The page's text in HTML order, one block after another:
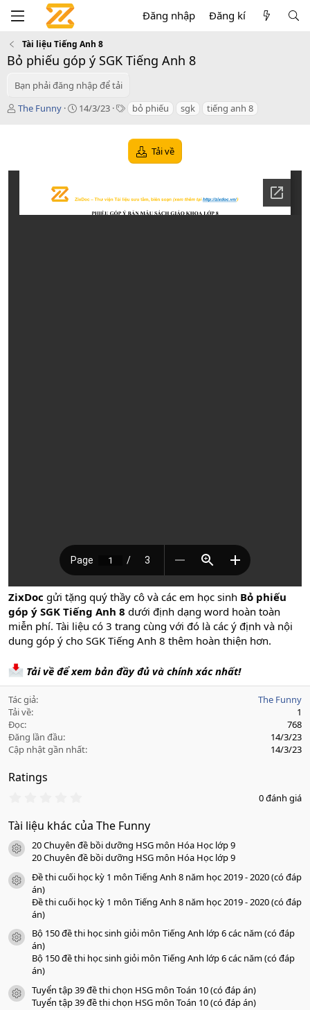
Đăng nhập Đăng kí
Tài liệu Tiếng Anh 8
Bỏ phiếu góp ý SGK Tiếng Anh 8
Bạn phải đăng nhập để tải
T
ả
The Funny
C14/3/23
T
s
bỏ phiếu sgk tiếng anh 8
Tải về
ZixDoc gửi tặng quý thầy cô và các em học sinh Bỏ phiếu
góp ý SGK Tiếng Anh 8 dưới định dạng word hoàn toàn
miễn phí. Tài liệu có 3 trang cùng với đó là các ý định và nội
dung góp ý cho SGK Tiếng Anh 8 thêm hoàn thiện hơn.
Tải về để xem bản đầy đủ và chính xác nhất!
Tác giả
The Funny
Tải về
1
Đọc
768
Đăng lần đầu
14/3/23
Cập nhật gần nhất
14/3/23
Ratings
0
0
s
a
o
0 đánh giá
Tài liệu khác của The Funny
icon tài liệu
20 Chuyên đề bồi dưỡng HSG môn Hóa Học lớp 9
20 Chuyên đề bồi dưỡng HSG môn Hóa Học lớp 9
icon tài liệu
Đề thi cuối học kỳ 1 môn Tiếng Anh 8 năm học 2019 - 2020 (có đáp
án)
Đề thi cuối học kỳ 1 môn Tiếng Anh 8 năm học 2019 - 2020 (có đáp
án)
icon tài liệu
Bộ 150 đề thi học sinh giỏi môn Tiếng Anh lớp 6 các năm (có đáp
án)
Bộ 150 đề thi học sinh giỏi môn Tiếng Anh lớp 6 các năm (có đáp
án)
icon tài liệu
Tuyển tập 39 đề thi chọn HSG môn Toán 10 (có đáp án)
Tuyển tập 39 đề thi chọn HSG môn Toán 10 (có đáp án)